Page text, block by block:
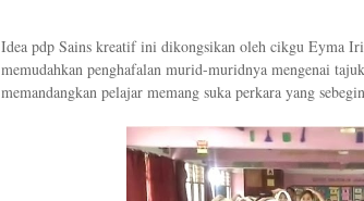
Idea pdp Sains kreatif ini dikongsikan oleh cikgu Eyma
memudahkan penghafalan murid-muridnya mengenai
memandangkan pelajar memang suka perkara yang